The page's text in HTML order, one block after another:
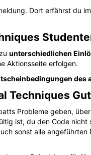
Dort erfährst du
unterschiedlichen
Aktionsseite erfolgen.
des
Techniques
Probleme geben,
ist, du den Code
sonst alle